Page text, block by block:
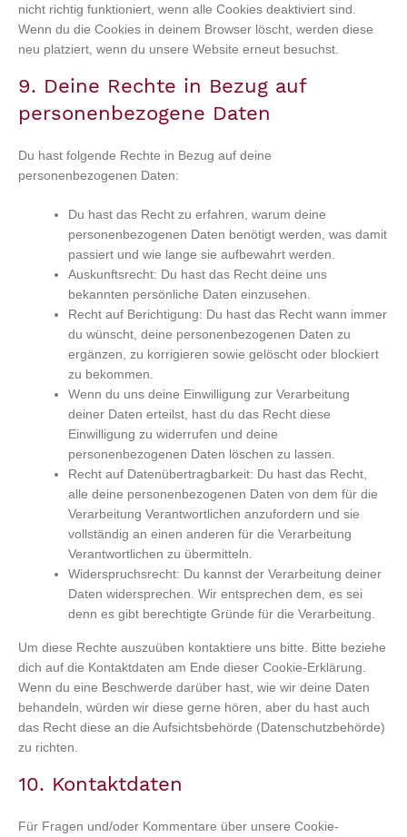
nicht richtig funktioniert, wenn alle Cookies deaktiviert sind.
Wenn du die Cookies in deinem Browser löscht, werden diese
neu platziert, wenn du unsere Website erneut besuchst.
9. Deine Rechte in Bezug auf
personenbezogene Daten
Du hast folgende Rechte in Bezug auf deine
personenbezogenen Daten:
Du hast das Recht zu erfahren, warum deine
personenbezogenen Daten benötigt werden, was damit
passiert und wie lange sie aufbewahrt werden.
Auskunftsrecht: Du hast das Recht deine uns
bekannten persönliche Daten einzusehen.
Recht auf Berichtigung: Du hast das Recht wann immer
du wünscht, deine personenbezogenen Daten zu
ergänzen, zu korrigieren sowie gelöscht oder blockiert
zu bekommen.
Wenn du uns deine Einwilligung zur Verarbeitung
deiner Daten erteilst, hast du das Recht diese
Einwilligung zu widerrufen und deine
personenbezogenen Daten löschen zu lassen.
Recht auf Datenübertragbarkeit: Du hast das Recht,
alle deine personenbezogenen Daten von dem für die
Verarbeitung Verantwortlichen anzufordern und sie
vollständig an einen anderen für die Verarbeitung
Verantwortlichen zu übermitteln.
Widerspruchsrecht: Du kannst der Verarbeitung deiner
Daten widersprechen. Wir entsprechen dem, es sei
denn es gibt berechtigte Gründe für die Verarbeitung.
Um diese Rechte auszuüben kontaktiere uns bitte. Bitte beziehe
dich auf die Kontaktdaten am Ende dieser Cookie-Erklärung.
Wenn du eine Beschwerde darüber hast, wie wir deine Daten
behandeln, würden wir diese gerne hören, aber du hast auch
das Recht diese an die Aufsichtsbehörde (Datenschutzbehörde)
zu richten.
10. Kontaktdaten
Für Fragen und/oder Kommentare über unsere Cookie-